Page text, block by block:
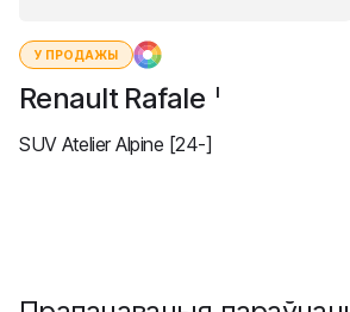
У ПРОДАЖЫ
Renault Rafale I
SUV Atelier Alpine [24-]